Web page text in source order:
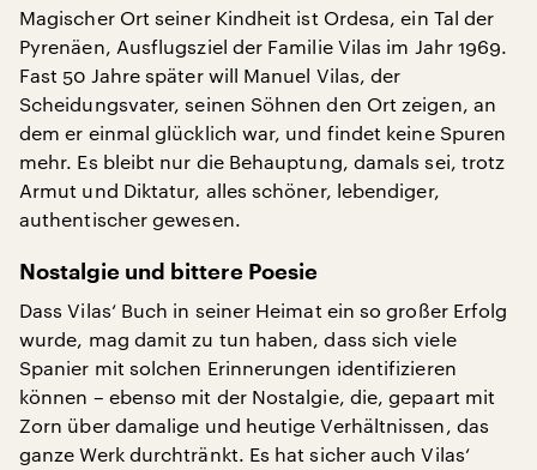
Magischer Ort seiner Kindheit ist Ordesa, ein Tal der
Pyrenäen, Ausflugsziel der Familie Vilas im Jahr 1969.
Fast 50 Jahre später will Manuel Vilas, der
Scheidungsvater, seinen Söhnen den Ort zeigen, an
dem er einmal glücklich war, und findet keine Spuren
mehr. Es bleibt nur die Behauptung, damals sei, trotz
Armut und Diktatur, alles schöner, lebendiger,
authentischer gewesen.
Nostalgie und bittere Poesie
Dass Vilas‘ Buch in seiner Heimat ein so großer Erfolg
wurde, mag damit zu tun haben, dass sich viele
Spanier mit solchen Erinnerungen identifizieren
können – ebenso mit der Nostalgie, die, gepaart mit
Zorn über damalige und heutige Verhältnissen, das
ganze Werk durchtränkt. Es hat sicher auch Vilas‘